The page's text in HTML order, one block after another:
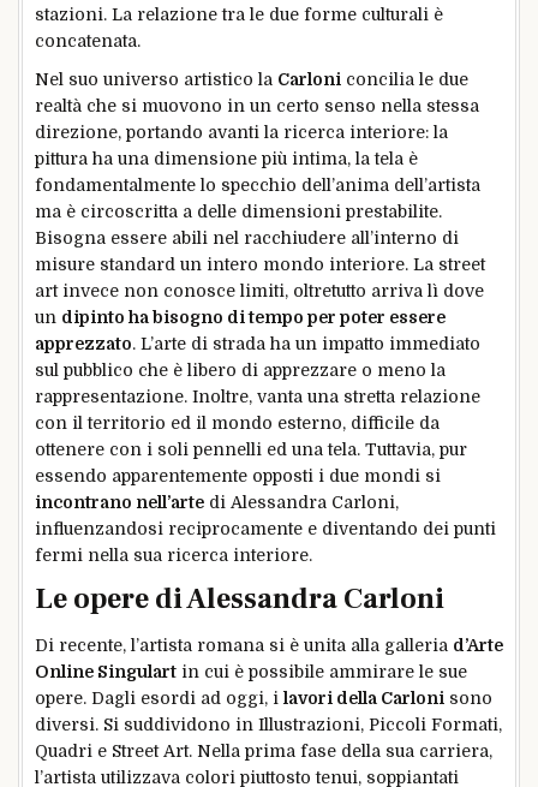
stazioni. La relazione tra le due forme culturali è
concatenata.
Nel suo universo artistico la Carloni concilia le due
realtà che si muovono in un certo senso nella stessa
direzione, portando avanti la ricerca interiore: la
pittura ha una dimensione più intima, la tela è
fondamentalmente lo specchio dell’anima dell’artista
ma è circoscritta a delle dimensioni prestabilite.
Bisogna essere abili nel racchiudere all’interno di
misure standard un intero mondo interiore. La street
art invece non conosce limiti, oltretutto arriva lì dove
un dipinto ha bisogno di tempo per poter essere
apprezzato. L’arte di strada ha un impatto immediato
sul pubblico che è libero di apprezzare o meno la
rappresentazione. Inoltre, vanta una stretta relazione
con il territorio ed il mondo esterno, difficile da
ottenere con i soli pennelli ed una tela. Tuttavia, pur
essendo apparentemente opposti i due mondi si
incontrano nell’arte di Alessandra Carloni,
influenzandosi reciprocamente e diventando dei punti
fermi nella sua ricerca interiore.
Le opere di Alessandra Carloni
Di recente, l’artista romana si è unita alla galleria d’Arte
Online Singulart in cui è possibile ammirare le sue
opere. Dagli esordi ad oggi, i lavori della Carloni sono
diversi. Si suddividono in Illustrazioni, Piccoli Formati,
Quadri e Street Art. Nella prima fase della sua carriera,
l’artista utilizzava colori piuttosto tenui, soppiantati